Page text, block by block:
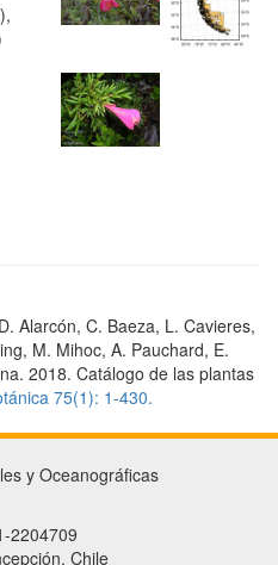
Alarcón, C. Baeza, L. Cavieres,
M. Mihoc, A. Pauchard, E.
2018. Catálogo de las plantas
75(1): 1-430.
y Oceanográficas
2204709
Chile